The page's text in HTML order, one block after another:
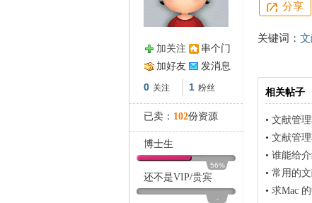
加关注
串个门
加好友
发消息
0 关注 1 粉丝
已卖： 102份资源
博士生
56%
还不是VIP/贵宾
-
分享
关键词：
相关帖子
• 文献管
• 文献管
• 谁能给
• 常用的
• 求Mac